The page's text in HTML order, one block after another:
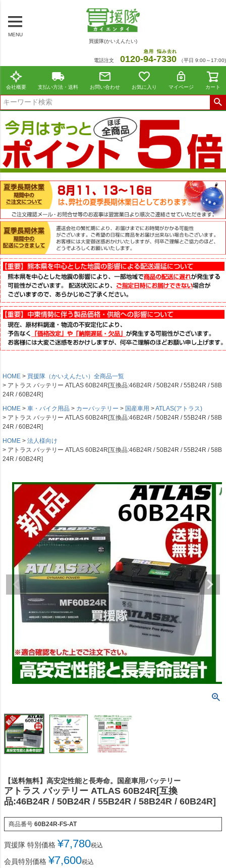
MENU
買援隊(かいえんたい)
電話注文 0120-94
急用
-7330
悩み去れ
（平日 9:00～17:00)
会社概要 支払い方法・送料 お問い合わせ お気に入り マイページ カート
HOME
買援隊（かいえんたい）全商品一覧
アトラス バッテリー ATLAS 60B24R[互換品:46B24R / 50B24R / 55B24R / 58B
24R / 60B24R]
HOME
車・バイク用品 カーバッテリー 国産車用
ATLAS(アトラス)
アトラス バッテリー ATLAS 60B24R[互換品:46B24R / 50B24R / 55B24R / 58B
24R / 60B24R]
HOME
法人様向け
アトラス バッテリー ATLAS 60B24R[互換品:46B24R / 50B24R / 55B24R / 58B
24R / 60B24R]
【送料無料】高安定性能と長寿命。国産車用バッテリー
アトラス バッテリー ATLAS 60B24R[互換
品:46B24R / 50B24R / 55B24R / 58B24R / 60B24R]
商品番号 60B24R-FS-AT
買援隊 特別価格 ¥7,780税込
会員特別価格 ¥7,600税込